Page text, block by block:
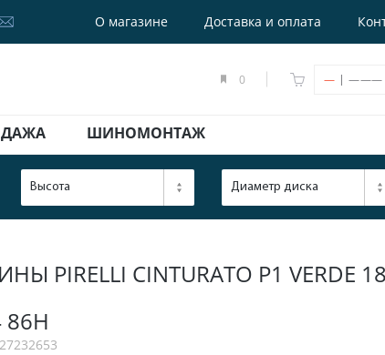
О магазине Доставка и оплата
0 — | ———
ШИНОМОНТАЖ
Высота Диаметр диска
PIRELLI CINTURATO P1 VERDE
86H